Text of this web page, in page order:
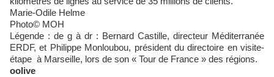
Marie-Odile Helme
Photo© MOH
Légende : de g à dr : Bernard Castille, directeur Méditerranée
ERDF, et Philippe Monloubou, président du directoire en visite-
étape à Marseille, lors de son « Tour de France » des régions.
oolive